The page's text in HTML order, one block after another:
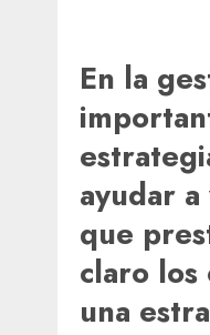
En la
ayudar
que
claro los
una